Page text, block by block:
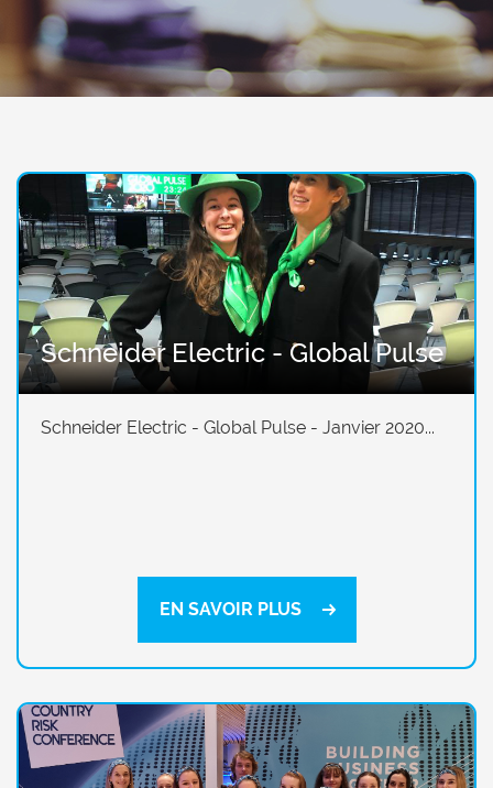
Schneider Electric - Global Pulse
Schneider Electric - Global Pulse - Janvier 2020...
EN SAVOIR PLUS